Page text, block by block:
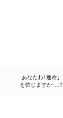
あなたわ｢運命｣
を信じますか-…?